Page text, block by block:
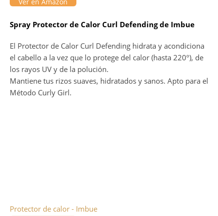
Spray Protector de Calor Curl Defending de Imbue
El Protector de Calor Curl Defending hidrata y acondiciona
el cabello a la vez que lo protege del calor (hasta 220º), de
los rayos UV y de la polución.
Mantiene tus rizos suaves, hidratados y sanos. Apto para el
Método Curly Girl.
Protector de calor - Imbue